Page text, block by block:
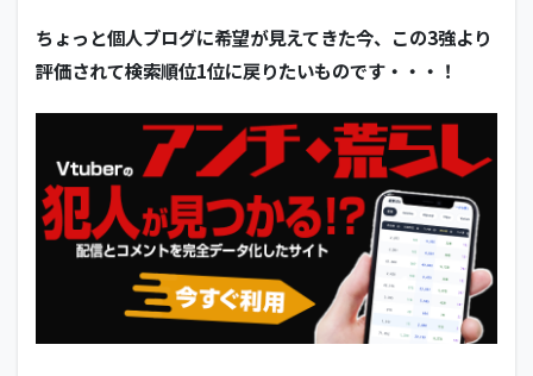
ちょっと個人ブログに希望が見えてきた今、この3強より
評価されて検索順位1位に戻りたいものです・・・！